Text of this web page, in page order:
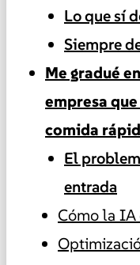
Lo que sí
Siempre
Me gradué
empresa
comida
El
entrada
Cómo la